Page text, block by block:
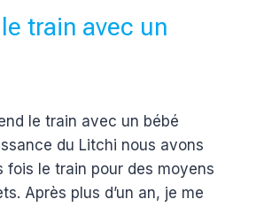
train avec un
le train avec un bébé
du Litchi nous avons
fois le train pour des moyens
Après plus d’un an, je me